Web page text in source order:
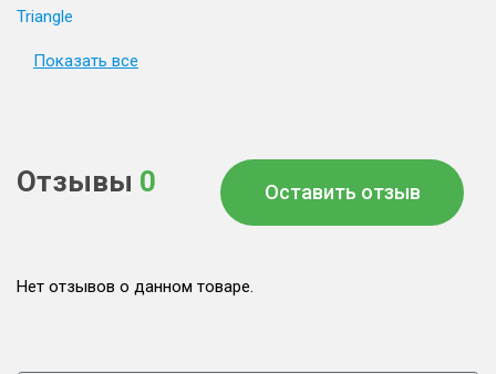
Triangle
Показать все
Отзывы 0 Оставить отзыв
Нет отзывов о данном товаре.